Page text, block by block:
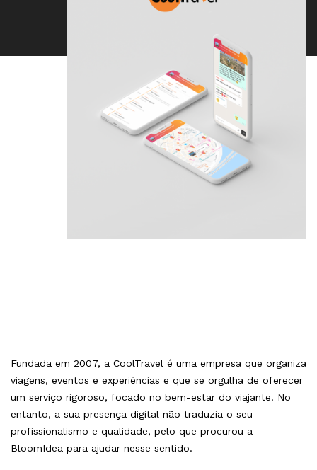
Fundada em 2007, a CoolTravel é uma empresa que organiza
viagens, eventos e experiências e que se orgulha de oferecer
um serviço rigoroso, focado no bem-estar do viajante. No
entanto, a sua presença digital não traduzia o seu
profissionalismo e qualidade, pelo que procurou a
BloomIdea para ajudar nesse sentido.